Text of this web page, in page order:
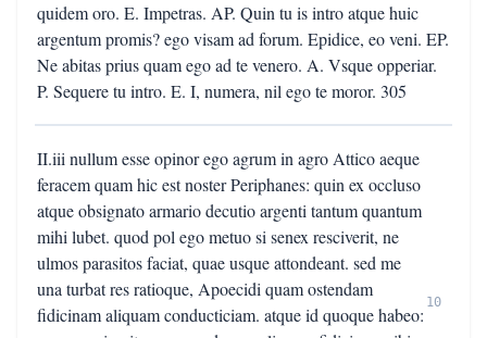
quidem oro. E. Impetras. AP. Quin tu is intro atque huic
argentum promis? ego visam ad forum. Epidice, eo veni. EP.
Ne abitas prius quam ego ad te venero. A. Vsque opperiar.
P. Sequere tu intro. E. I, numera, nil ego te moror. 305
II.iii nullum esse opinor ego agrum in agro Attico aeque
feracem quam hic est noster Periphanes: quin ex occluso
atque obsignato armario decutio argenti tantum quantum
mihi lubet. quod pol ego metuo si senex resciverit, ne
ulmos parasitos faciat, quae usque attondeant. sed me
una turbat res ratioque, Apoecidi quam ostendam
fidicinam aliquam conducticiam. atque id quoque habeo:
10